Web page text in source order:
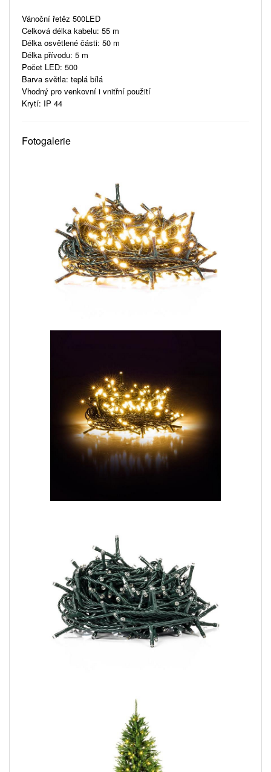
Vánoční řetěz 500LED
Celková délka kabelu: 55 m
Délka osvětlené části: 50 m
Délka přívodu: 5 m
Počet LED: 500
Barva světla: teplá bílá
Vhodný pro venkovní i vnitřní použití
Krytí: IP 44
Fotogalerie